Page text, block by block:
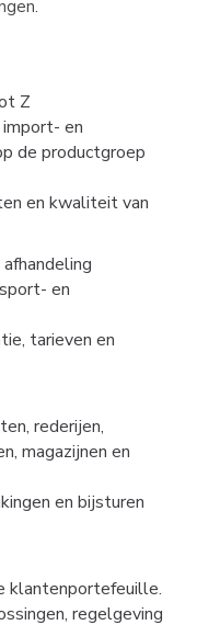
Z
en
de productgroep
en kwaliteit van
en
tarieven en
rederijen,
magazijnen en
en bijsturen
klantenportefeuille.
regelgeving